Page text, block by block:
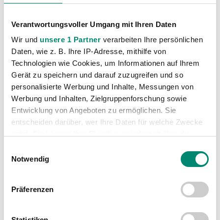
Verantwortungsvoller Umgang mit Ihren Daten
Wir und unsere 1 Partner verarbeiten Ihre persönlichen
Daten, wie z. B. Ihre IP-Adresse, mithilfe von
Technologien wie Cookies, um Informationen auf Ihrem
Gerät zu speichern und darauf zuzugreifen und so
personalisierte Werbung und Inhalte, Messungen von
Werbung und Inhalten, Zielgruppenforschung sowie
Entwicklung von Angeboten zu ermöglichen. Sie
entscheiden darüber, wer Ihre Daten für welche Zwecke
Trigger Symbol ändern oder widerrufen
Erfahren Sie mehr darüber, wie Ihre persönlichen Daten
verarbeitet werden, und legen Sie Ihre Präferenzen im
Notwendig
Präferenzen
VORIGER NEWSEINTRAG
Wolfgang Rathner Kids Cup
NÄCHSTER NEWSEINTRAG
Fans on Tour zum Auswärtsspiel gegen Austria Wien